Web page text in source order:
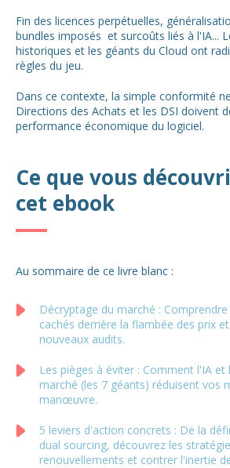
Fin des licences perpétuelles,
bundles imposés et surcoûts liés à l'IA...
historiques et les géants du Cloud ont
règles du jeu.
Dans ce contexte, la simple conformité
Directions des Achats et les DSI doivent
performance économique du logiciel.
Ce que vous
cet ebook
Au sommaire de ce livre blanc :
Décryptage du marché :
cachés derrière la flambée des prix et
nouveaux audits.
Les pièges à éviter : Comment l'IA
marché (les 7 géants) réduisent vos
manœuvre.
5 leviers d'action concrets : De la
dual sourcing, découvrez les
renouvellements et contrer l'inertie